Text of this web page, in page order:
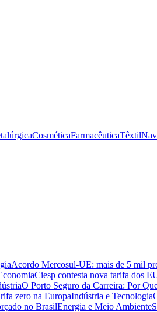
CosméticaFarmacêuticaTêxtil
Acordo Mercosul-UE: mais de 5 mil
Ciesp contesta nova tarifa dos
O Porto Seguro da Carreira: Por
zero na EuropaIndústria e Tecnologia
no BrasilEnergia e Meio Ambiente